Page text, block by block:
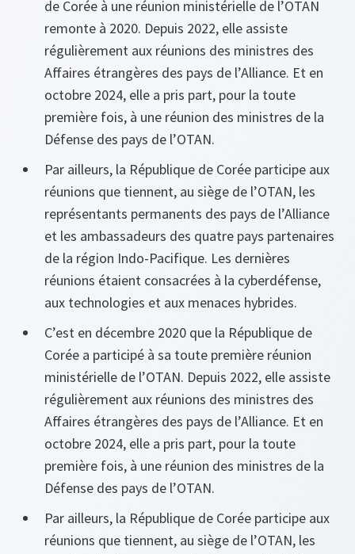
de Corée à une réunion ministérielle de l’OTAN
remonte à 2020. Depuis 2022, elle assiste
régulièrement aux réunions des ministres des
Affaires étrangères des pays de l’Alliance. Et en
octobre 2024, elle a pris part, pour la toute
première fois, à une réunion des ministres de la
Défense des pays de l’OTAN.
Par ailleurs, la République de Corée participe aux
réunions que tiennent, au siège de l’OTAN, les
représentants permanents des pays de l’Alliance
et les ambassadeurs des quatre pays partenaires
de la région Indo-Pacifique. Les dernières
réunions étaient consacrées à la cyberdéfense,
aux technologies et aux menaces hybrides.
C’est en décembre 2020 que la République de
Corée a participé à sa toute première réunion
ministérielle de l’OTAN. Depuis 2022, elle assiste
régulièrement aux réunions des ministres des
Affaires étrangères des pays de l’Alliance. Et en
octobre 2024, elle a pris part, pour la toute
première fois, à une réunion des ministres de la
Défense des pays de l’OTAN.
Par ailleurs, la République de Corée participe aux
réunions que tiennent, au siège de l’OTAN, les